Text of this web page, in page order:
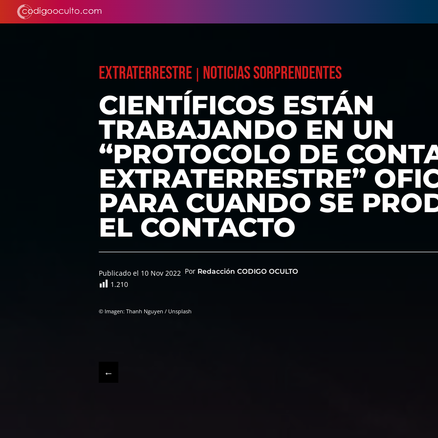
EXTRATERRESTRE| NOTICIAS SORPRENDENTES
CIENTÍFICOS ESTÁN
TRABAJANDO EN UN
“PROTOCOLO DE
EXTRATERRESTRE”
PARA CUANDO SE
EL CONTACTO
Publicado el 10 Nov 2022 Por Redacción CODIGO OCULTO
1.210
© Imagen: Thanh Nguyen / Unsplash
←